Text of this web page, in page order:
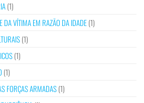
(1)
DA VÍTIMA EM RAZÃO DA IDADE(1)
(1)
(1)
(1)
FORÇAS ARMADAS(1)